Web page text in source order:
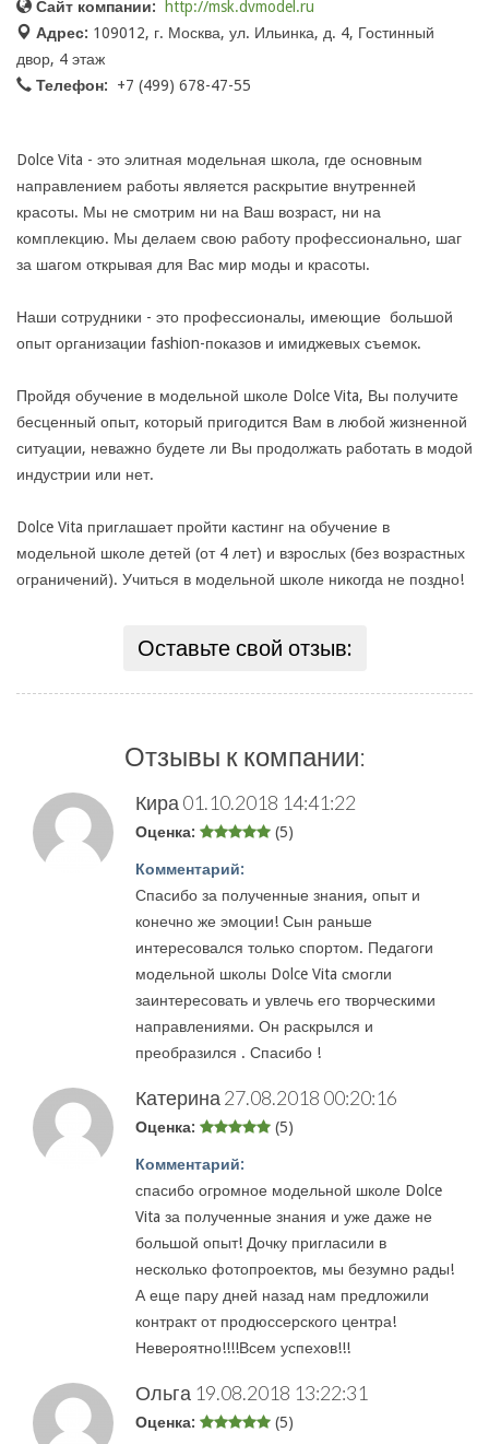
Сайт компании:
http://msk.dvmodel.ru
Адрес: 109012, г. Москва, ул. Ильинка, д. 4, Гостинный
двор, 4 этаж
Телефон:
+7 (499) 678-47-55
Dolce Vita - это элитная модельная школа, где основным
направлением работы является раскрытие внутренней
красоты. Мы не смотрим ни на Ваш возраст, ни на
комплекцию. Мы делаем свою работу профессионально, шаг
за шагом открывая для Вас мир моды и красоты.
Наши сотрудники - это профессионалы, имеющие большой
опыт организации fashion-показов и имиджевых съемок.
Пройдя обучение в модельной школе Dolce Vita, Вы получите
бесценный опыт, который пригодится Вам в любой жизненной
ситуации, неважно будете ли Вы продолжать работать в модой
индустрии или нет.
Dolce Vita приглашает пройти кастинг на обучение в
модельной школе детей (от 4 лет) и взрослых (без возрастных
ограничений). Учиться в модельной школе никогда не поздно!
Оставьте свой отзыв:
Отзывы к компании:
Кира 01.10.2018 14:41:22
Оценка: (5)
Комментарий:
Спасибо за полученные знания, опыт и
конечно же эмоции! Сын раньше
интересовался только спортом. Педагоги
модельной школы Dolce Vita смогли
заинтересовать и увлечь его творческими
направлениями. Он раскрылся и
преобразился . Спасибо !
Катерина 27.08.2018 00:20:16
Оценка: (5)
Комментарий:
спасибо огромное модельной школе Dolce
Vita за полученные знания и уже даже не
большой опыт! Дочку пригласили в
несколько фотопроектов, мы безумно рады!
А еще пару дней назад нам предложили
контракт от продюссерского центра!
Невероятно!!!!Всем успехов!!!
Ольга 19.08.2018 13:22:31
Оценка: (5)